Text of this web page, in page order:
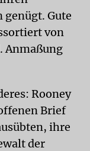
Gute
von
Anmaßung
Rooney
Brief
ihre
der